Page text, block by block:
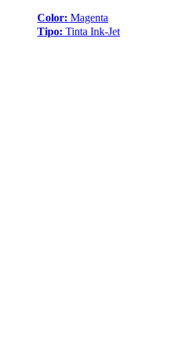
Color: Magenta
Tipo: Tinta Ink-Jet